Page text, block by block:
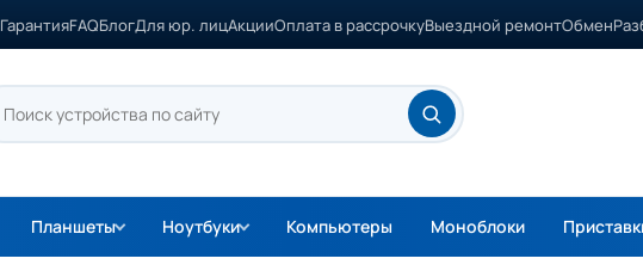
ГарантияFAQБлогДля юр. лицАкцииОплата в рассрочкуВыездной ремонтОбмен
Планшеты Ноутбуки Компьютеры Моноблоки